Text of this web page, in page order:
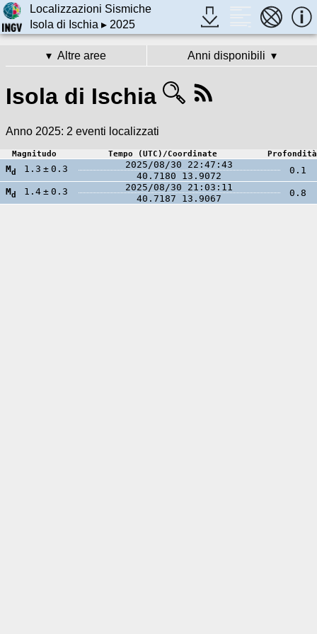
Localizzazioni Sismiche
Isola di Ischia ▸ 2025
Altre aree Anni disponibili
Isola di Ischia
Anno 2025: 2 eventi localizzati
Magnitudo Tempo (UTC)/Coordinate Profondità
Md 1.3 ± 0.3
2025/08/30 22:47:43
40.7180
13.9072
0.1
Md 1.4 ± 0.3
2025/08/30 21:03:11
40.7187
13.9067
0.8